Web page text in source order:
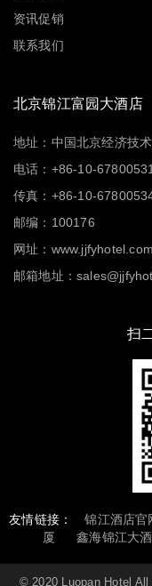
资讯促销
联系我们
北京锦江富园大酒店
地址：中国北京经济技
电话：+86-10-67800531
传真：+86-10-
邮编：100176
网址：
邮箱地址：
扫
友情链接： 锦江酒店官
厦
鑫海锦江大
© 2020 Luopan Hotel